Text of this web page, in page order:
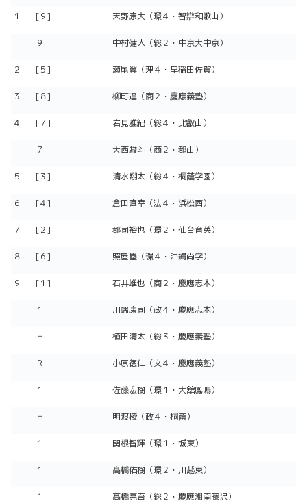
１ [９] 天野康大（環４・智辯和歌山）
９ 中村健人（総２・中京大中京）
２ [５] 瀬尾翼（理４・早稲田佐賀）
３ [８] 柳町達（商２・慶應義塾）
４ [７] 岩見雅紀（総４・比叡山）
７ 大西駿斗（商２・郡山）
５ [３] 清水翔太（総４・桐蔭学園）
６ [４] 倉田直幸（法４・浜松西）
７ [２] 郡司裕也（環２・仙台育英）
８ [６] 照屋塁（環４・沖縄尚学）
９ [１] 石井雄也（商２・慶應志木）
１ 川端康司（政４・慶應志木）
Ｈ 植田清太（総３・慶應義塾）
Ｒ 小原徳仁（文４・慶應義塾）
１ 佐藤宏樹（環１・大舘鳳鳴）
Ｈ 明渡稜（政４・桐蔭）
１ 関根智輝（環１・城東）
１ 髙橋佑樹（環２・川越東）
１ 髙橋亮吾（総２・慶應湘南藤沢）